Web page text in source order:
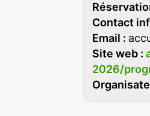
Contact
Email :
Site web :
2026/